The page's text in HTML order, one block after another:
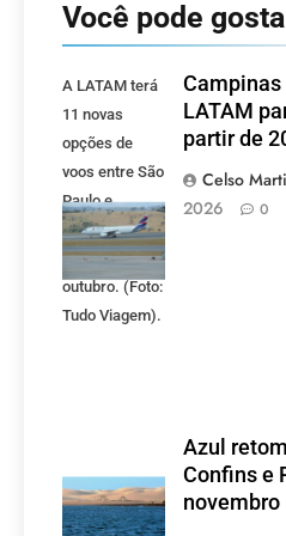
Você pode
A LATAM terá
11 novas
opções de
voos entre São
Paulo e
Buenos Aires
a partir de 27
outubro. (Foto:
Tudo Viagem).
Campinas
LATAM
partir de
Celso
2026
0
Azul
Confins e
novembro